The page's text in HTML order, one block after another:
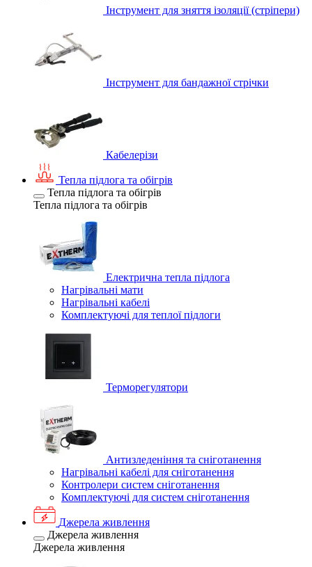
Інструмент для зняття ізоляції (стріпери)
Інструмент для бандажної стрічки
Кабелерізи
Тепла підлога та обігрів
Тепла підлога та обігрів
Тепла підлога та обігрів
Електрична тепла підлога
Нагрівальні мати
Нагрівальні кабелі
Комплектуючі для теплої підлоги
Терморегулятори
Антизледеніння та сніготанення
Нагрівальні кабелі для сніготанення
Контролери систем сніготанення
Комплектуючі для систем сніготанення
Джерела живлення
Джерела живлення
Джерела живлення